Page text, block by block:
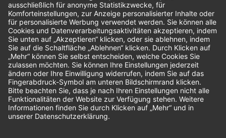
Sendung verfolgen
Geprüfter Shop